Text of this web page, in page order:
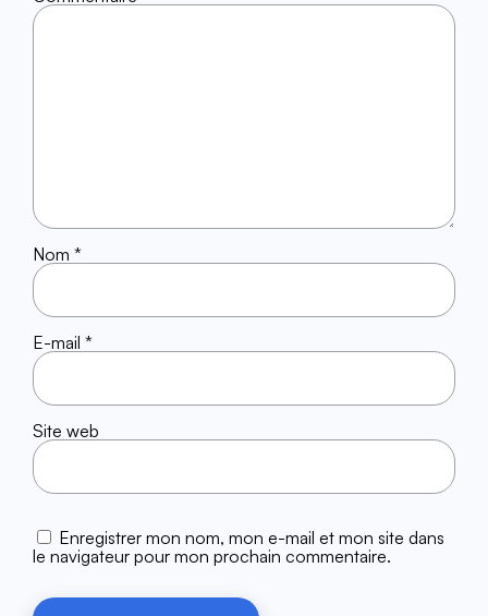
Nom *
E-mail *
Site web
Enregistrer mon nom, mon e-mail et mon site dans
le navigateur pour mon prochain commentaire.